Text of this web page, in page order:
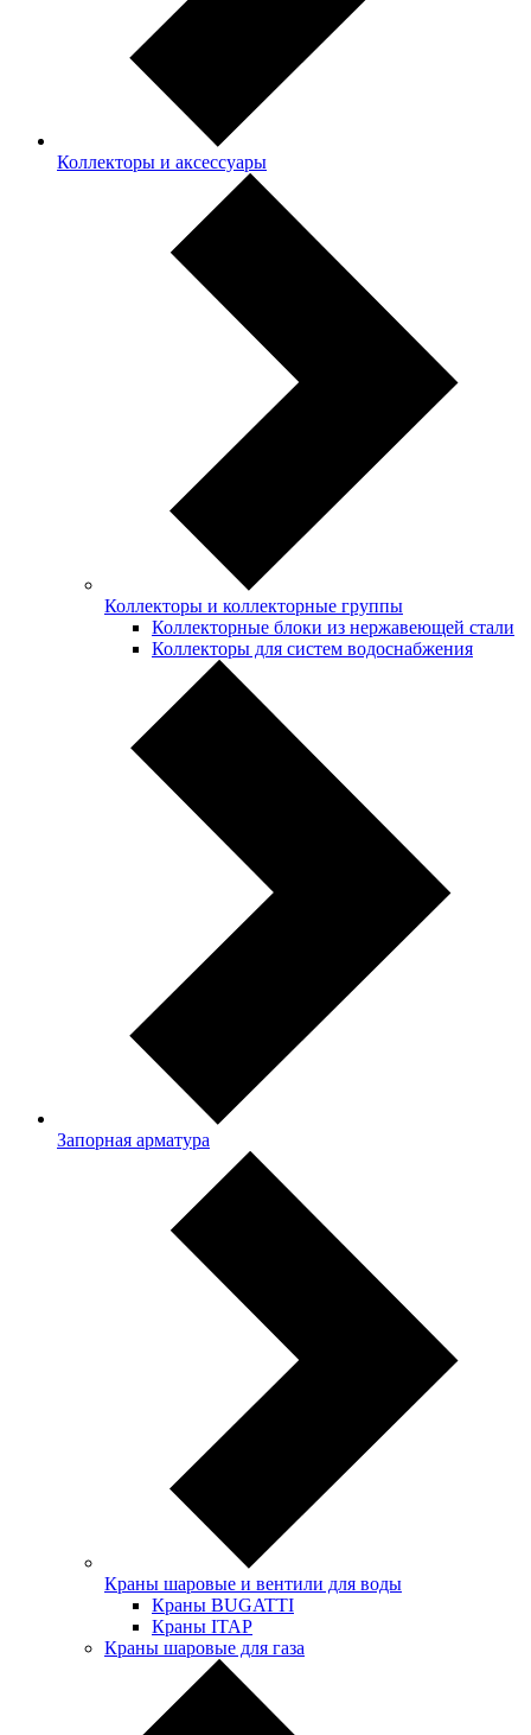
Коллекторы и аксессуары
Коллекторы и коллекторные группы
Коллекторные блоки из нержавеющей стали
Коллекторы для систем водоснабжения
Запорная арматура
Краны шаровые и вентили для воды
Краны BUGATTI
Краны ITAP
Краны шаровые для газа